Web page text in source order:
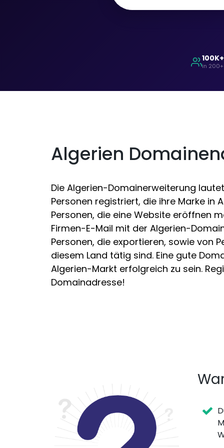
in
Algerien
Die Algerien-Domainerweiterung
Personen registriert, die ihre Marke in
Personen, die eine Website eröffnen
Firmen-E-Mail mit der Algerien-
Personen, die exportieren, sowie von
diesem Land tätig sind. Eine gute
Algerien-Markt erfolgreich zu sein.
Domainadresse!